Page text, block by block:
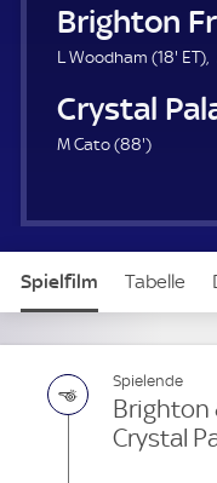
Brighton &
L Woodham (18'1
.
t
e
ETE
)
Crystal
M Cato (88'8
u
t
)
Spielfilm Tabelle
Spielende
Brighton
Crystal